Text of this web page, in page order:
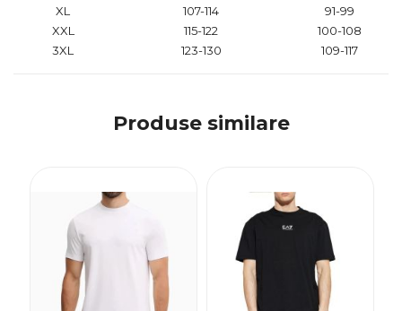
XL
107-114
91-99
XXL
115-122
100-108
3XL
123-130 109-117
Produse similare